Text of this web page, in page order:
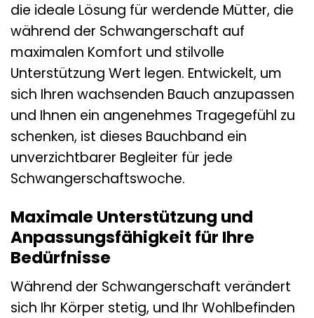
die ideale Lösung für werdende Mütter, die
während der Schwangerschaft auf
maximalen Komfort und stilvolle
Unterstützung Wert legen. Entwickelt, um
sich Ihren wachsenden Bauch anzupassen
und Ihnen ein angenehmes Tragegefühl zu
schenken, ist dieses Bauchband ein
unverzichtbarer Begleiter für jede
Schwangerschaftswoche.
Maximale Unterstützung und
Anpassungsfähigkeit für Ihre
Bedürfnisse
Während der Schwangerschaft verändert
sich Ihr Körper stetig, und Ihr Wohlbefinden